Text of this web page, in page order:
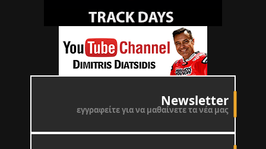
Newsletter
εγγραφείτε για να μαθαίνετε τα νέα μας